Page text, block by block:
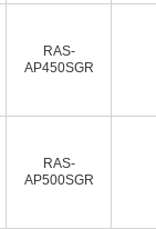
RAS-
AP450SGR
RAS-
AP500SGR